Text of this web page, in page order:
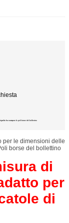
ha stampato le poli borse del bollettino
per le dimensioni delle
borse del bollettino
di
per
di